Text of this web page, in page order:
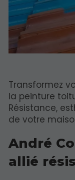
Transformez
la peinture
Résistance,
de votre
André
allié